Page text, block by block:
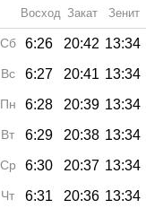
Восход Закат Зенит
Сб 6:26 20:42 13:34
Вс 6:27 20:41 13:34
Пн 6:28 20:39 13:34
Вт 6:29 20:38 13:34
Ср 6:30 20:37 13:34
Чт 6:31 20:36 13:34